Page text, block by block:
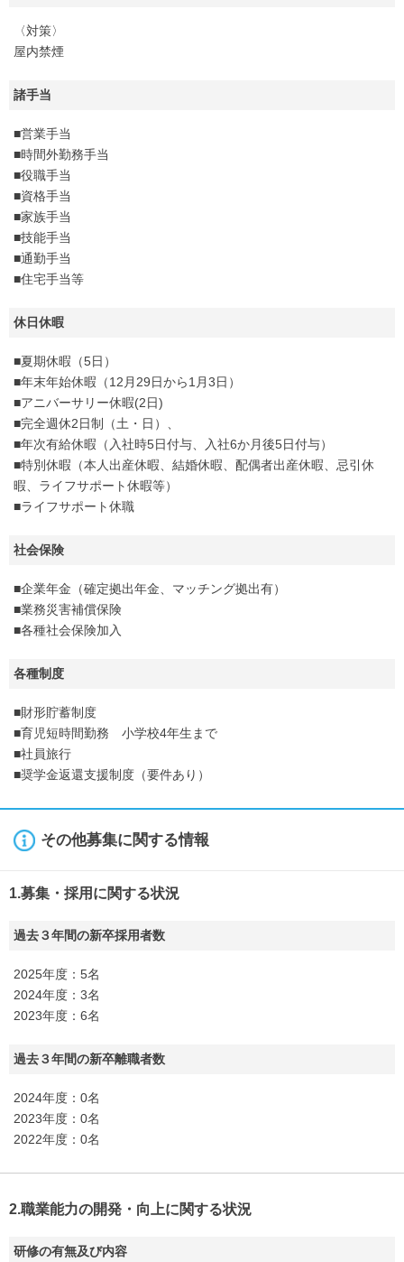
〈対策〉
屋内禁煙
諸手当
■営業手当
■時間外勤務手当
■役職手当
■資格手当
■家族手当
■技能手当
■通勤手当
■住宅手当等
休日休暇
■夏期休暇（5日）
■年末年始休暇（12月29日から1月3日）
■アニバーサリー休暇(2日)
■完全週休2日制（土・日）、
■年次有給休暇（入社時5日付与、入社6か月後5日付与）
■特別休暇（本人出産休暇、結婚休暇、配偶者出産休暇、忌引休
暇、ライフサポート休暇等）
■ライフサポート休職
社会保険
■企業年金（確定拠出年金、マッチング拠出有）
■業務災害補償保険
■各種社会保険加入
各種制度
■財形貯蓄制度
■育児短時間勤務 小学校4年生まで
■社員旅行
■奨学金返還支援制度（要件あり）
その他募集に関する情報
1.募集・採用に関する状況
過去３年間の新卒採用者数
2025年度：5名
2024年度：3名
2023年度：6名
過去３年間の新卒離職者数
2024年度：0名
2023年度：0名
2022年度：0名
2.職業能力の開発・向上に関する状況
研修の有無及び内容